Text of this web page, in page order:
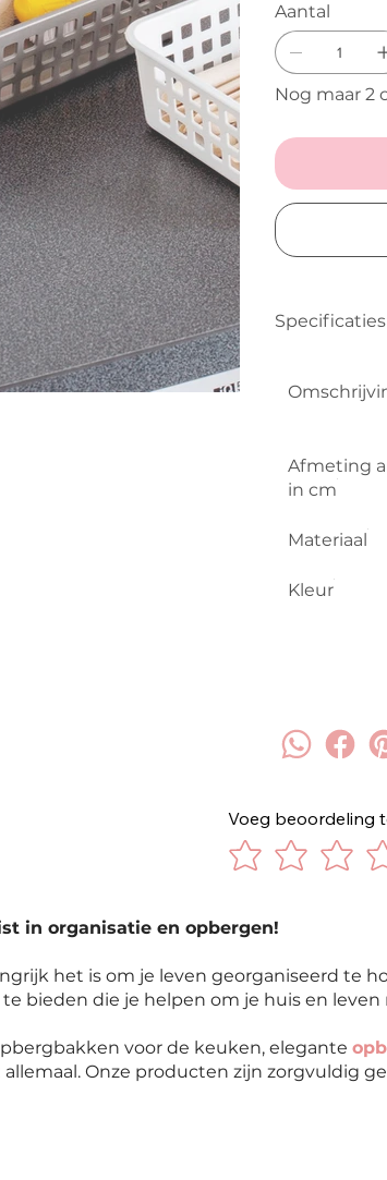
Aantal
Nog maar 2
Specificaties
Afmeting
in cm
Materiaal
Kleur
Voeg beoordeling
in organisatie en opbergen!
het is om je leven georganiseerd te
bieden die je helpen om je huis en
voor de keuken, elegante
Onze producten zijn zorgvuldig